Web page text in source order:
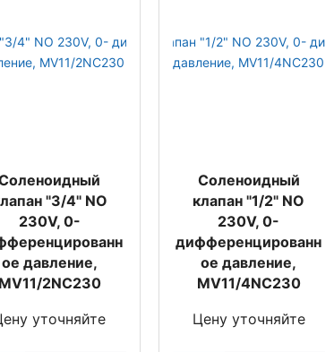
"3/4" NO
230V, 0-
ое давление,
2NC230
уточняйте
Соленоидный
клапан "1/2" NO
230V, 0-
дифференцированн
ое давление,
MV11/4NC230
Цену уточняйте